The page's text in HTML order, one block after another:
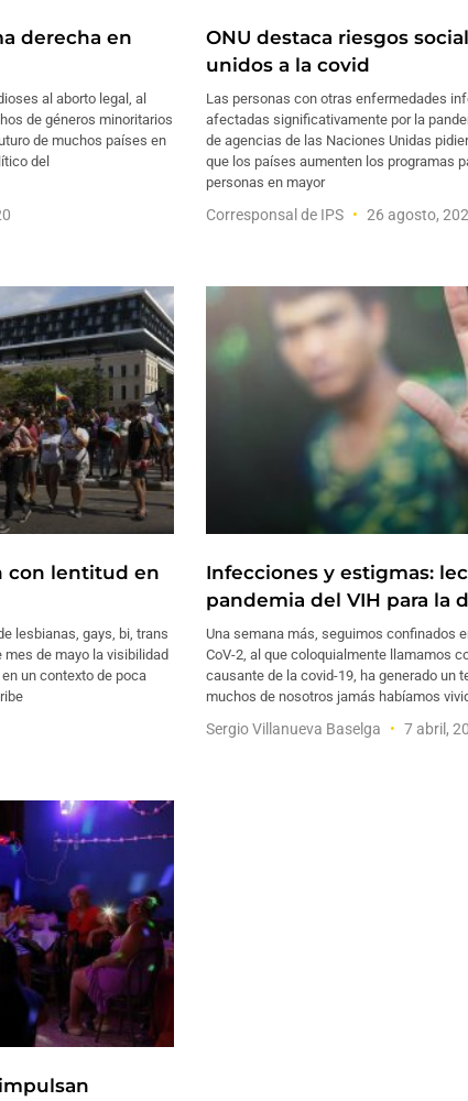
derecha en
al aborto legal, al
de géneros minoritarios
de muchos países en
del
ONU destaca riesgos
unidos a la covid
Las personas con otras enfermedades
afectadas significativamente por la
de agencias de las Naciones Unidas
que los países aumenten los programas
personas en mayor
Corresponsal de IPS 26 agosto,
con lentitud en
lesbianas, gays, bi, trans
de mayo la visibilidad
un contexto de poca
Infecciones y estigmas:
pandemia del VIH para la
Una semana más, seguimos confinados
CoV-2, al que coloquialmente llamamos
causante de la covid-19, ha generado un
muchos de nosotros jamás habíamos
Sergio Villanueva Baselga 7 abril,